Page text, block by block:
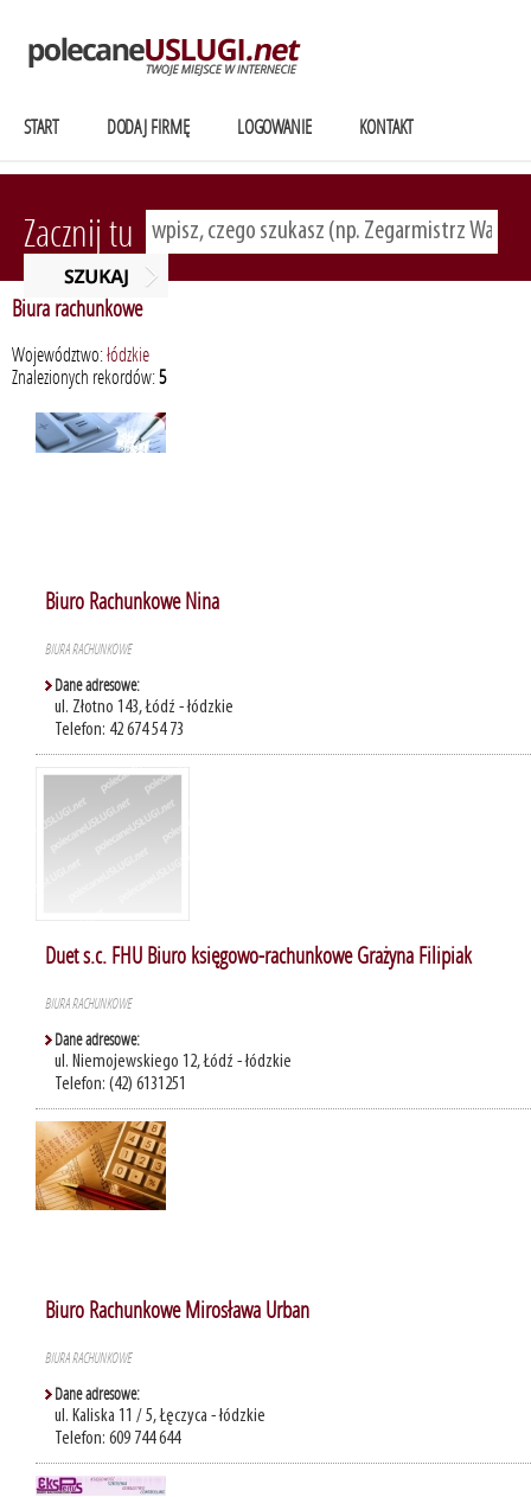
START DODAJ FIRMĘ LOGOWANIE KONTAKT
Zacznij tu
Biura rachunkowe
Województwo:łódzkie
Znalezionych rekordów:5
Biuro Rachunkowe Nina
BIURA RACHUNKOWE
Dane adresowe:
ul. Złotno 143, Łódź - łódzkie
Telefon: 42 674 54 73
Duet s.c. FHU Biuro księgowo-rachunkowe Grażyna Filipiak
BIURA RACHUNKOWE
Dane adresowe:
ul. Niemojewskiego 12, Łódź - łódzkie
Telefon: (42) 6131251
Biuro Rachunkowe Mirosława Urban
BIURA RACHUNKOWE
Dane adresowe:
ul. Kaliska 11 / 5, Łęczyca - łódzkie
Telefon: 609 744 644